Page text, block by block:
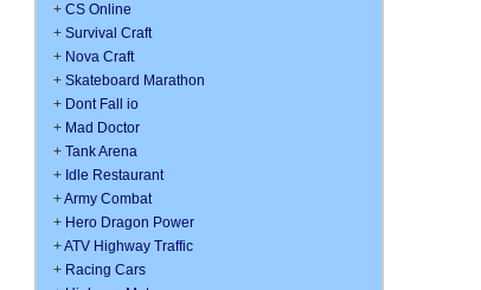
+ CS Online
+ Survival Craft
+ Nova Craft
+ Skateboard Marathon
+ Dont Fall io
+ Mad Doctor
+ Tank Arena
+ Idle Restaurant
+Army Combat
+ Hero Dragon Power
+ATV Highway Traffic
+ Racing Cars